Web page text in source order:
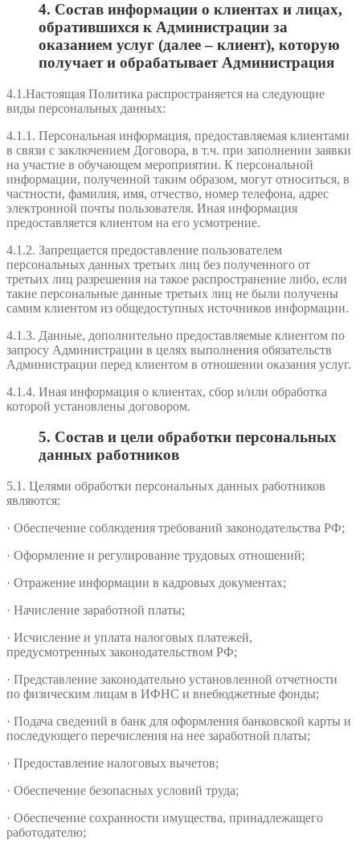
4. Состав информации о клиентах и лицах,
обратившихся к Администрации за
оказанием услуг (далее – клиент), которую
получает и обрабатывает Администрация
4.1.Настоящая Политика распространяется на следующие
виды персональных данных:
4.1.1. Персональная информация, предоставляемая клиентами
в связи с заключением Договора, в т.ч. при заполнении заявки
на участие в обучающем мероприятии. К персональной
информации, полученной таким образом, могут относиться, в
частности, фамилия, имя, отчество, номер телефона, адрес
электронной почты пользователя. Иная информация
предоставляется клиентом на его усмотрение.
4.1.2. Запрещается предоставление пользователем
персональных данных третьих лиц без полученного от
третьих лиц разрешения на такое распространение либо, если
такие персональные данные третьих лиц не были получены
самим клиентом из общедоступных источников информации.
4.1.3. Данные, дополнительно предоставляемые клиентом по
запросу Администрации в целях выполнения обязательств
Администрации перед клиентом в отношении оказания услуг.
4.1.4. Иная информация о клиентах, сбор и/или обработка
которой установлены договором.
5. Состав и цели обработки персональных
данных работников
5.1. Целями обработки персональных данных работников
являются:
· Обеспечение соблюдения требований законодательства РФ;
· Оформление и регулирование трудовых отношений;
· Отражение информации в кадровых документах;
· Начисление заработной платы;
· Исчисление и уплата налоговых платежей,
предусмотренных законодательством РФ;
· Представление законодательно установленной отчетности
по физическим лицам в ИФНС и внебюджетные фонды;
· Подача сведений в банк для оформления банковской карты и
последующего перечисления на нее заработной платы;
· Предоставление налоговых вычетов;
· Обеспечение безопасных условий труда;
· Обеспечение сохранности имущества, принадлежащего
работодателю;